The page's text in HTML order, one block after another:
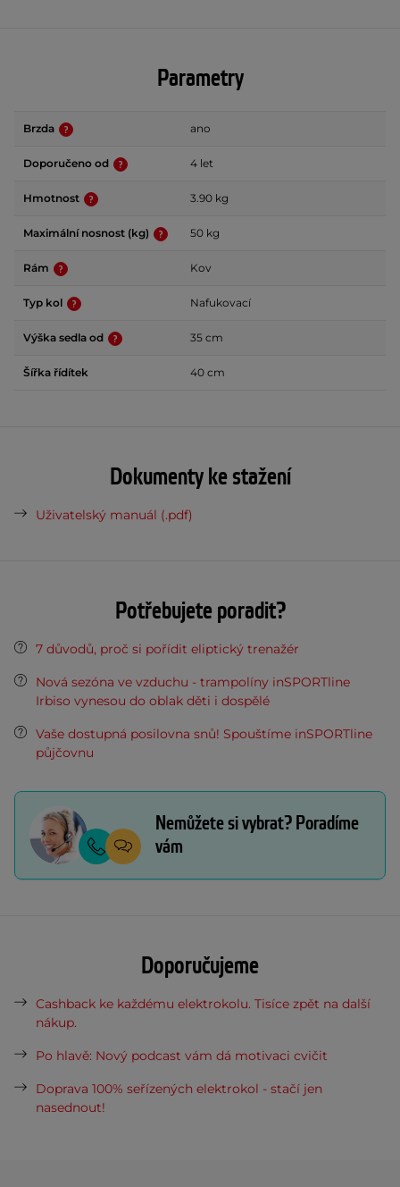
Parametry
Brzda ano
Doporučeno od 4 let
Hmotnost 3.90 kg
Maximální nosnost (kg) 50 kg
Rám Kov
Typ kol Nafukovací
Výška sedla od 35 cm
Šířka řídítek 40 cm
Dokumenty ke stažení
Uživatelský manuál (.pdf)
Potřebujete poradit?
7 důvodů, proč si pořídit eliptický trenažér
Nová sezóna ve vzduchu - trampolíny inSPORTline
Irbiso vynesou do oblak děti i dospělé
Vaše dostupná posilovna snů! Spouštíme inSPORTline
půjčovnu
Nemůžete si vybrat? Poradíme
vám
Doporučujeme
Cashback ke každému elektrokolu. Tisíce zpět na další
nákup.
Po hlavě: Nový podcast vám dá motivaci cvičit
Doprava 100% seřízených elektrokol - stačí jen
nasednout!